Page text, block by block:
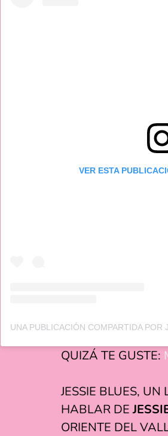
VER ESTA
QUIZÁ TE GUSTE:
JESSIE BLUES,
HABLAR DE
ORIENTE DEL